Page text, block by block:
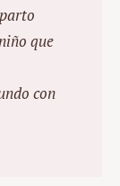
que
con